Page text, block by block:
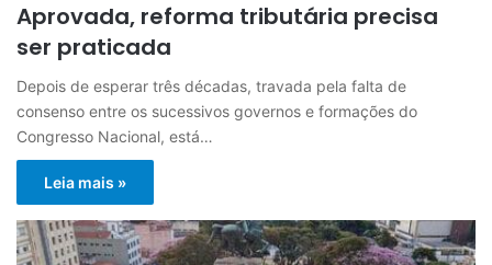
Aprovada, reforma tributária precisa
ser praticada
Depois de esperar três décadas, travada pela falta de
consenso entre os sucessivos governos e formações do
Congresso Nacional, está…
Leia mais »